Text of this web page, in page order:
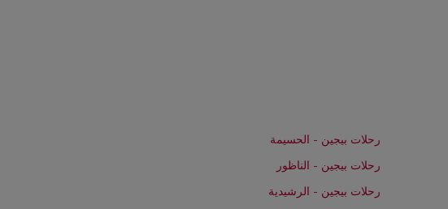
رحلات بيجين - الحسيمة
رحلات بيجين - الناظور
رحلات بيجين - الرشيدية